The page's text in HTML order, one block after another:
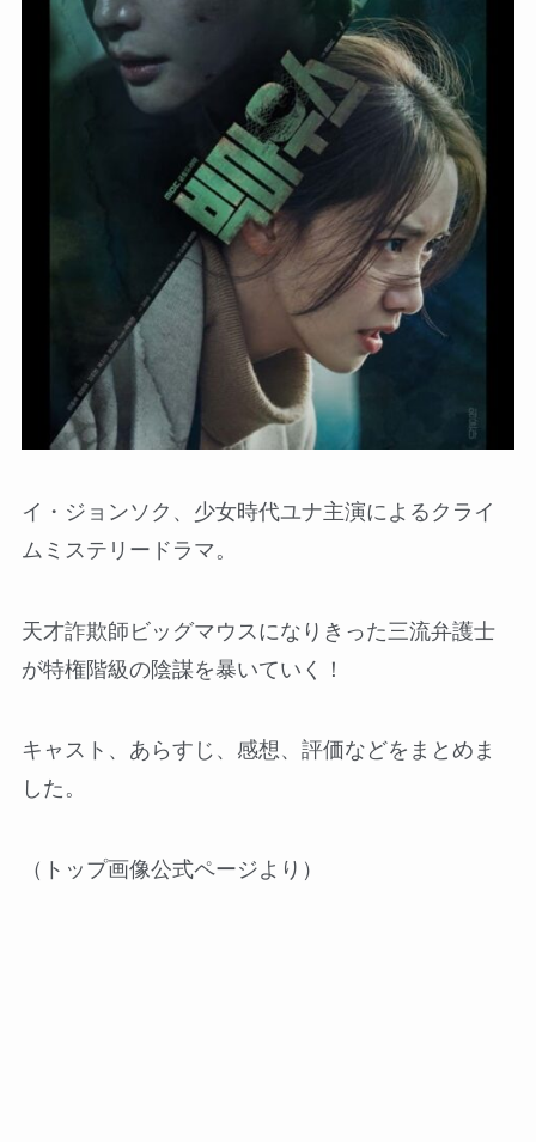
イ・ジョンソク、少女時代ユナ主演によるクライ
ムミステリードラマ。
天才詐欺師ビッグマウスになりきった三流弁護士
が特権階級の陰謀を暴いていく！
キャスト、あらすじ、感想、評価などをまとめま
した。
（トップ画像公式ページより）